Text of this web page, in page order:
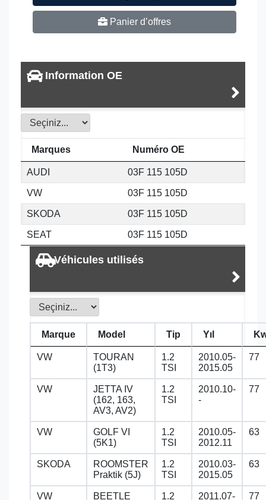
Panier d’offres
Information OE
Marques Numéro OE
AUDI 03F 115 105D
VW 03F 115 105D
SKODA 03F 115 105D
SEAT 03F 115 105D
Véhicules utilisés
Marque Model Tip Yıl
VW
TOURAN
(1T3)
1.2
TSI
2010.05-
2015.05
77
VW
JETTA IV
(162, 163,
AV3, AV2)
1.2
TSI
2010.10-
-
77
VW
GOLF VI
(5K1)
1.2
TSI
2010.05-
2012.11
63
SKODA
ROOMSTER
Praktik (5J)
1.2
TSI
2010.03-
2015.05
63
VW
BEETLE
1.2
2011.07-
77